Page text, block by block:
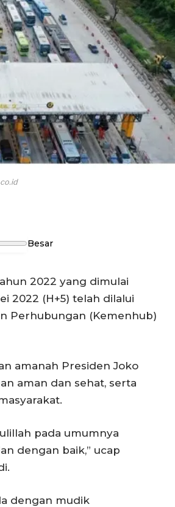
Besar
2022 yang dimulai
2022 (H+5) telah dilalui
Perhubungan (Kemenhub)
amanah Presiden Joko
aman dan sehat, serta
pada umumnya
dengan baik,” ucap
dengan mudik